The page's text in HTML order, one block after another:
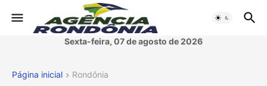
Sexta-feira, 07 de agosto de 2026
Página inicial Rondônia